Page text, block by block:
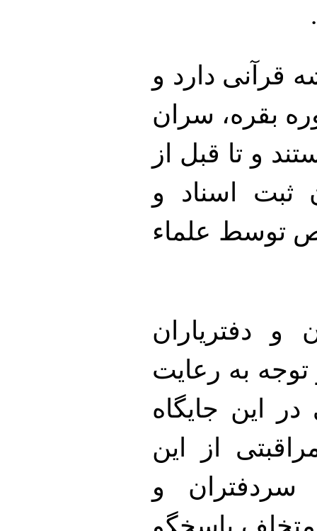
قرآنی دارد و
عادل در آیه ۲۸۲ سوره بقره، سران
و تا قبل از
ثبت اسناد و
توسط علماء
و دفتریاران
توجه به رعایت
این جایگاه
از این
و